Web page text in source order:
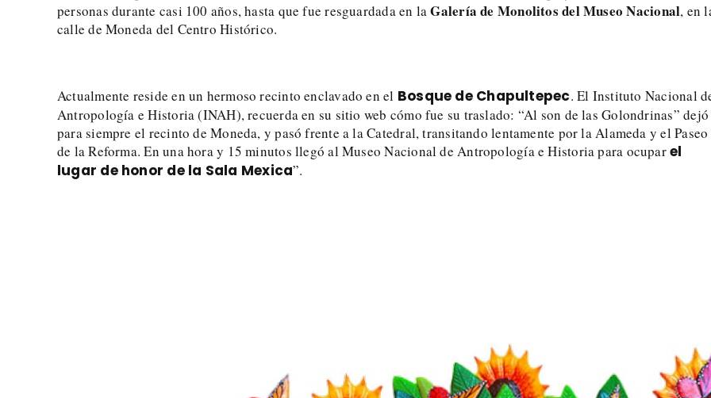
personas durante casi 100 años, hasta que fue resguardada en laGalería de Monolitos del Museo Nacional, en
calle de Moneda del Centro Histórico.
Actualmente reside en un hermoso recinto enclavado en el Bosque de Chapultepec. El Instituto Nacional
Antropología e Historia (INAH), recuerda en su sitio web cómo fue su traslado: “Al son de las Golondrinas” dejó
para siempre el recinto de Moneda, y pasó frente a la Catedral, transitando lentamente por la Alameda y el Paseo
de la Reforma. En una hora y 15 minutos llegó al Museo Nacional de Antropología e Historia para ocuparel
lugar de honor de la Sala Mexica”.